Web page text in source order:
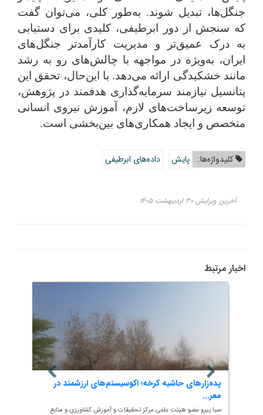
جنگل‌ها، تبدیل شوند. به‌طور کلی، می‌توان گفت
که سنجش از دور ابرطیفی، کلیدی برای دستیابی
به درک عمیق‌تر و مدیریت کارآمدتر جنگل‌های
ایران، به‌ویژه در مواجهه با چالش‌های رو به رشد
مانند خشکیدگی ارائه می‌دهد. با اینحال، تحقق این
پتانسیل نیازمند سرمایه‌گذاری هدفمند در پژوهش،
توسعه زیرساخت‌های لازم، آموزش نیروی انسانی
متخصص و ایجاد همکاری‌های بین‌بخشی است.
کلیدواژه‌ها: پایش داده‌های ابرطیفی
آخرین ویرایش ۳۰ اردیبهشت ۱۴۰۵
اخبار مرتبط
پده‌زارهای حاشیه کرخه؛ اکوسیستم‌های ارزشمند در
معر...
صبا پیرو عضو هیئت علمی مرکز تحقیقات و آموزش کشاورزی و منابع